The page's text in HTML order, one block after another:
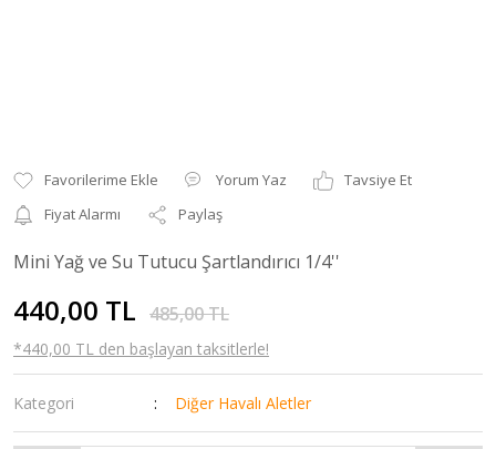
Yorum Yaz
Tavsiye Et
Fiyat Alarmı
Paylaş
Mini Yağ ve Su Tutucu Şartlandırıcı 1/4''
440,00 TL 485,00 TL
*440,00 TL den başlayan taksitlerle!
Kategori Diğer Havalı Aletler